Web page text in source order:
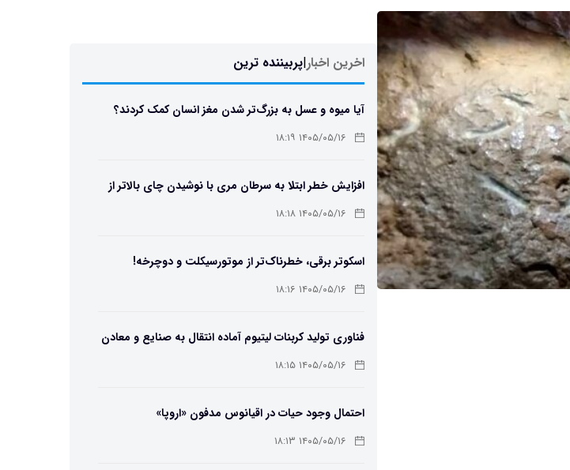
اخرین اخبار|پربیننده ترین
آیا میوه و عسل به بزرگ‌تر شدن مغز انسان کمک کردند؟
۱۴۰۵/۰۵/۱۶ ۱۸:۱۹
افزایش خطر ابتلا به سرطان مری با نوشیدن چای بالاتر از
دمای ۶۵ درجه۱۴۰۵/۰۵/۱۶ ۱۸:۱۸
اسکوتر برقی، خطرناک‌تر از موتورسیکلت و دوچرخه!
۱۴۰۵/۰۵/۱۶ ۱۸:۱۶
فناوری تولید کربنات لیتیوم آماده انتقال به صنایع و معادن
است۱۴۰۵/۰۵/۱۶ ۱۸:۱۵
احتمال وجود حیات در اقیانوس مدفون «اروپا»
۱۴۰۵/۰۵/۱۶ ۱۸:۱۳